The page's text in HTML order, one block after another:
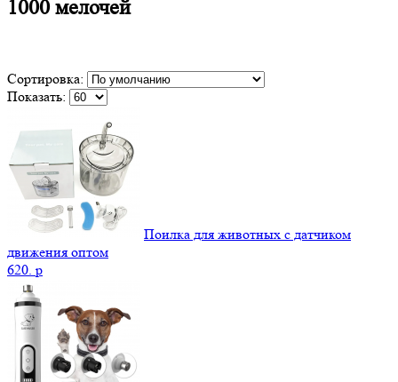
1000 мелочей
Сортировка:
Показать:
Поилка для животных с датчиком
движения оптом
620. p